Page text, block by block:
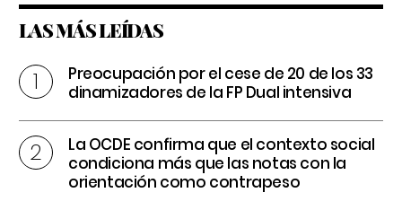
LAS MÁS LEÍDAS
Preocupación por el cese de 20 de los 33
dinamizadores de la FP Dual intensiva
La OCDE confirma que el contexto social
condiciona más que las notas con la
orientación como contrapeso